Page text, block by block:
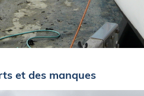
et des manques